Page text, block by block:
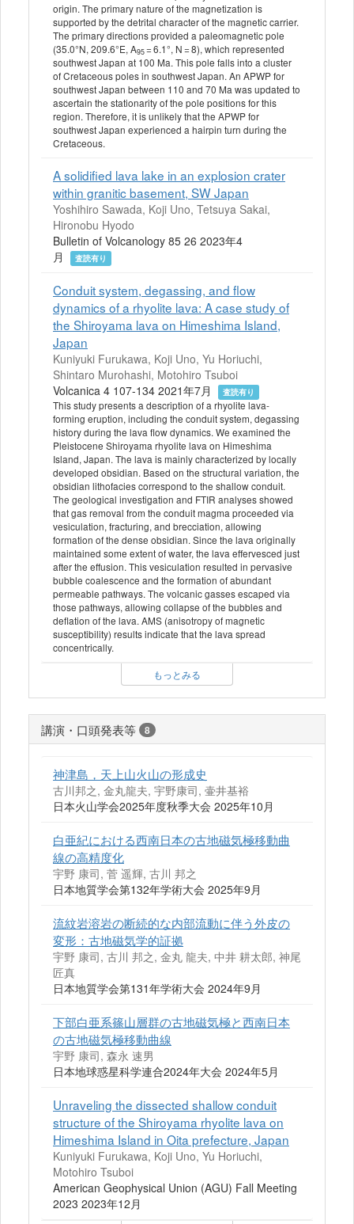
origin. The primary nature of the magnetization is
supported by the detrital character of the magnetic carrier.
The primary directions provided a paleomagnetic pole
(35.0°N, 209.6°E, A95= 6.1°, N = 8), which represented
southwest Japan at 100 Ma. This pole falls into a cluster
of Cretaceous poles in southwest Japan. An APWP for
southwest Japan between 110 and 70 Ma was updated to
ascertain the stationarity of the pole positions for this
region. Therefore, it is unlikely that the APWP for
southwest Japan experienced a hairpin turn during the
Cretaceous.
A solidified lava lake in an explosion crater
within granitic basement, SW Japan
Yoshihiro Sawada, Koji Uno, Tetsuya Sakai,
Hironobu Hyodo
Bulletin of Volcanology 85 26 2023年4
月
査読有り
Conduit system, degassing, and flow
dynamics of a rhyolite lava: A case study of
the Shiroyama lava on Himeshima Island,
Japan
Kuniyuki Furukawa, Koji Uno, Yu Horiuchi,
Shintaro Murohashi, Motohiro Tsuboi
Volcanica 4 107-134 2021年7月
査読有り
This study presents a description of a rhyolite lava-
forming eruption, including the conduit system, degassing
history during the lava flow dynamics. We examined the
Pleistocene Shiroyama rhyolite lava on Himeshima
Island, Japan. The lava is mainly characterized by locally
developed obsidian. Based on the structural variation, the
obsidian lithofacies correspond to the shallow conduit.
The geological investigation and FTIR analyses showed
that gas removal from the conduit magma proceeded via
vesiculation, fracturing, and brecciation, allowing
formation of the dense obsidian. Since the lava originally
maintained some extent of water, the lava effervesced just
after the effusion. This vesiculation resulted in pervasive
bubble coalescence and the formation of abundant
permeable pathways. The volcanic gasses escaped via
those pathways, allowing collapse of the bubbles and
deflation of the lava. AMS (anisotropy of magnetic
susceptibility) results indicate that the lava spread
concentrically.
もっとみる
講演・口頭発表等 8
神津島，天上山火山の形成史
古川邦之, 金丸龍夫, 宇野康司, 壷井基裕
日本火山学会2025年度秋季大会 2025年10月
白亜紀における西南日本の古地磁気極移動曲
線の高精度化
宇野 康司, 菅 遥輝, 古川 邦之
日本地質学会第132年学術大会 2025年9月
流紋岩溶岩の断続的な内部流動に伴う外皮の
変形：古地磁気学的証拠
宇野 康司, 古川 邦之, 金丸 龍夫, 中井 耕太郎, 神尾
匠真
日本地質学会第131年学術大会 2024年9月
下部白亜系篠山層群の古地磁気極と西南日本
の古地磁気極移動曲線
宇野 康司, 森永 速男
日本地球惑星科学連合2024年大会 2024年5月
Unraveling the dissected shallow conduit
structure of the Shiroyama rhyolite lava on
Himeshima Island in Oita prefecture, Japan
Kuniyuki Furukawa, Koji Uno, Yu Horiuchi,
Motohiro Tsuboi
American Geophysical Union (AGU) Fall Meeting
2023 2023年12月